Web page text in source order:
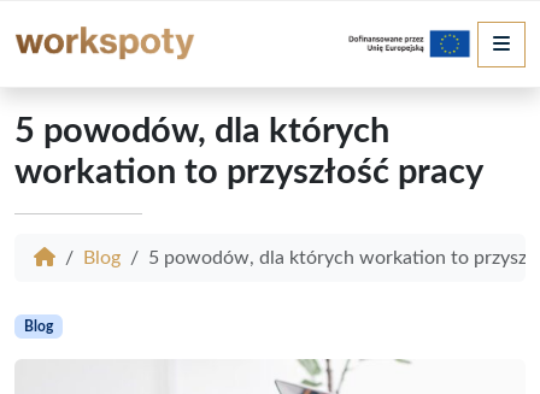
5 powodów, dla których
workation to przyszłość pracy
Blog 5 powodów, dla których workation to
Blog